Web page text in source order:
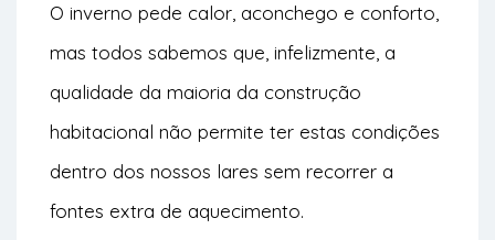
O inverno pede calor, aconchego e conforto,
mas todos sabemos que, infelizmente, a
qualidade da maioria da construção
habitacional não permite ter estas condições
dentro dos nossos lares sem recorrer a
fontes extra de aquecimento.